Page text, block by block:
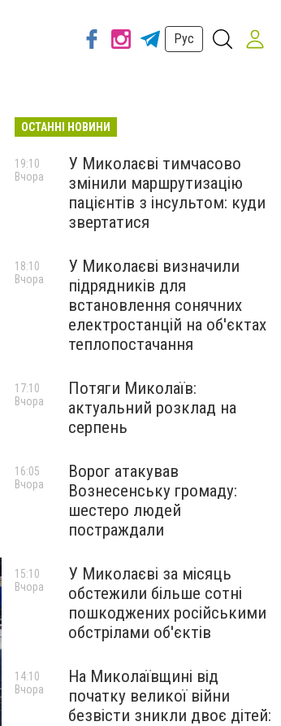
Рус
ОСТАННІ НОВИНИ
У Миколаєві тимчасово
змінили маршрутизацію
пацієнтів з інсультом: куди
звертатися
19:10
Вчора
У Миколаєві визначили
підрядників для
встановлення сонячних
електростанцій на об'єктах
теплопостачання
18:10
Вчора
Потяги Миколаїв:
актуальний розклад на
серпень
17:10
Вчора
Ворог атакував
Вознесенську громаду:
шестеро людей
постраждали
16:05
Вчора
У Миколаєві за місяць
обстежили більше сотні
пошкоджених російськими
обстрілами об'єктів
15:10
Вчора
На Миколаївщині від
початку великої війни
безвісти зникли двоє дітей:
14:10
Вчора